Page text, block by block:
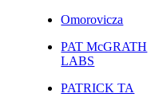
Omorovicza
PAT McGRATH
LABS
PATRICK TA